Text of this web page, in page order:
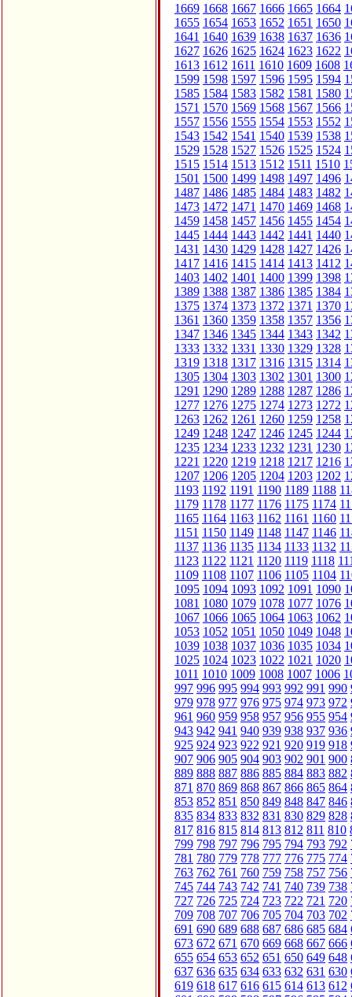
1669 1668 1667 1666 1665 1664
1655 1654 1653 1652 1651 1650
1641 1640 1639 1638 1637 1636
1627 1626 1625 1624 1623 1622
1613 1612 1611 1610 1609 1608
1599 1598 1597 1596 1595 1594
1585 1584 1583 1582 1581 1580
1571 1570 1569 1568 1567 1566
1557 1556 1555 1554 1553 1552
1543 1542 1541 1540 1539 1538
1529 1528 1527 1526 1525 1524
1515 1514 1513 1512 1511 1510
1501 1500 1499 1498 1497 1496
1487 1486 1485 1484 1483 1482
1473 1472 1471 1470 1469 1468
1459 1458 1457 1456 1455 1454
1445 1444 1443 1442 1441 1440
1431 1430 1429 1428 1427 1426
1417 1416 1415 1414 1413 1412
1403 1402 1401 1400 1399 1398
1389 1388 1387 1386 1385 1384
1375 1374 1373 1372 1371 1370
1361 1360 1359 1358 1357 1356
1347 1346 1345 1344 1343 1342
1333 1332 1331 1330 1329 1328
1319 1318 1317 1316 1315 1314
1305 1304 1303 1302 1301 1300
1291 1290 1289 1288 1287 1286
1277 1276 1275 1274 1273 1272
1263 1262 1261 1260 1259 1258
1249 1248 1247 1246 1245 1244
1235 1234 1233 1232 1231 1230
1221 1220 1219 1218 1217 1216
1207 1206 1205 1204 1203 1202
1193 1192 1191 1190 1189 1188
1179 1178 1177 1176 1175 1174
1165 1164 1163 1162 1161 1160
1151 1150 1149 1148 1147 1146
1137 1136 1135 1134 1133 1132
1123 1122 1121 1120 1119 1118
1109 1108 1107 1106 1105 1104
1095 1094 1093 1092 1091 1090
1081 1080 1079 1078 1077 1076
1067 1066 1065 1064 1063 1062
1053 1052 1051 1050 1049 1048
1039 1038 1037 1036 1035 1034
1025 1024 1023 1022 1021 1020
1011 1010 1009 1008 1007 1006
997 996 995 994 993 992 991 990
979 978 977 976 975 974 973 972
961 960 959 958 957 956 955 954
943 942 941 940 939 938 937 936
925 924 923 922 921 920 919 918
907 906 905 904 903 902 901 900
889 888 887 886 885 884 883 882
871 870 869 868 867 866 865 864
853 852 851 850 849 848 847 846
835 834 833 832 831 830 829 828
817 816 815 814 813 812 811 810
799 798 797 796 795 794 793 792
781 780 779 778 777 776 775 774
763 762 761 760 759 758 757 756
745 744 743 742 741 740 739 738
727 726 725 724 723 722 721 720
709 708 707 706 705 704 703 702
691 690 689 688 687 686 685 684
673 672 671 670 669 668 667 666
655 654 653 652 651 650 649 648
637 636 635 634 633 632 631 630
619 618 617 616 615 614 613 612